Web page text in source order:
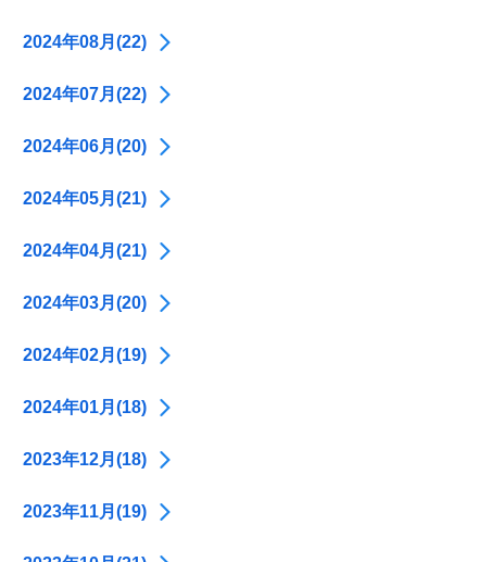
2024年08月(22)
2024年07月(22)
2024年06月(20)
2024年05月(21)
2024年04月(21)
2024年03月(20)
2024年02月(19)
2024年01月(18)
2023年12月(18)
2023年11月(19)